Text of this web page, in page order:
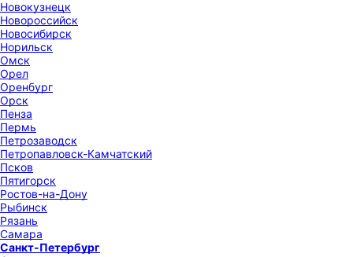
Новокузнецк
Новороссийск
Новосибирск
Норильск
Омск
Орел
Оренбург
Орск
Пенза
Пермь
Петрозаводск
Петропавловск-Камчатский
Псков
Пятигорск
Ростов-на-Дону
Рыбинск
Рязань
Самара
Санкт-Петербург